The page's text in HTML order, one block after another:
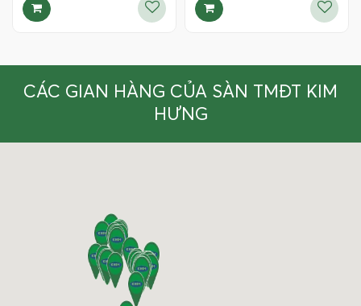
CÁC GIAN HÀNG CỦA SÀN TMĐT KIM
HƯNG